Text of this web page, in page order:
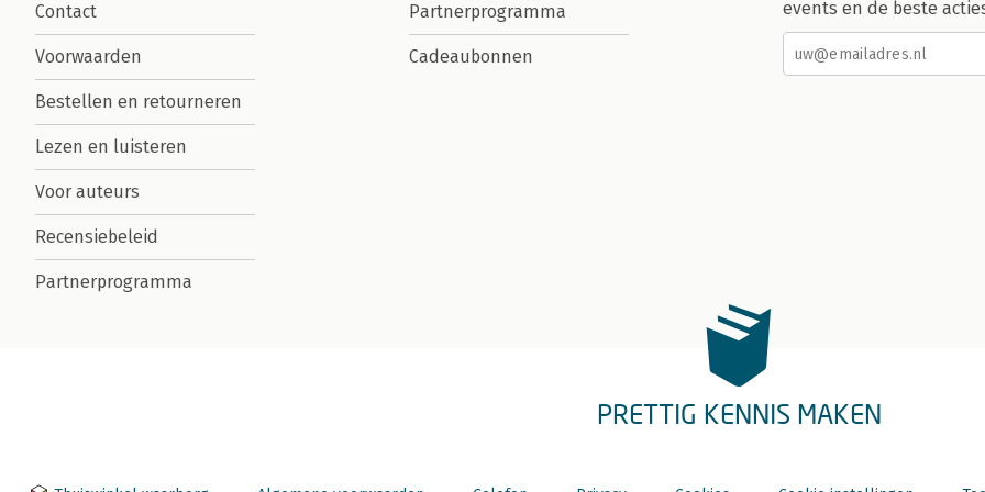
Contact
Voorwaarden
Bestellen en retourneren
Lezen en luisteren
Voor auteurs
Recensiebeleid
Partnerprogramma
Partnerprogramma
Cadeaubonnen
events en de beste
PRETTIG KENNIS MAKEN